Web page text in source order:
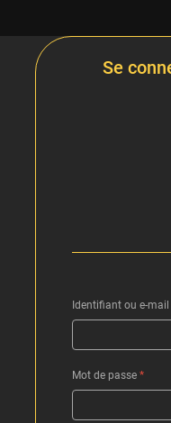
Se
Identifiant ou e-mail
Mot de passe *